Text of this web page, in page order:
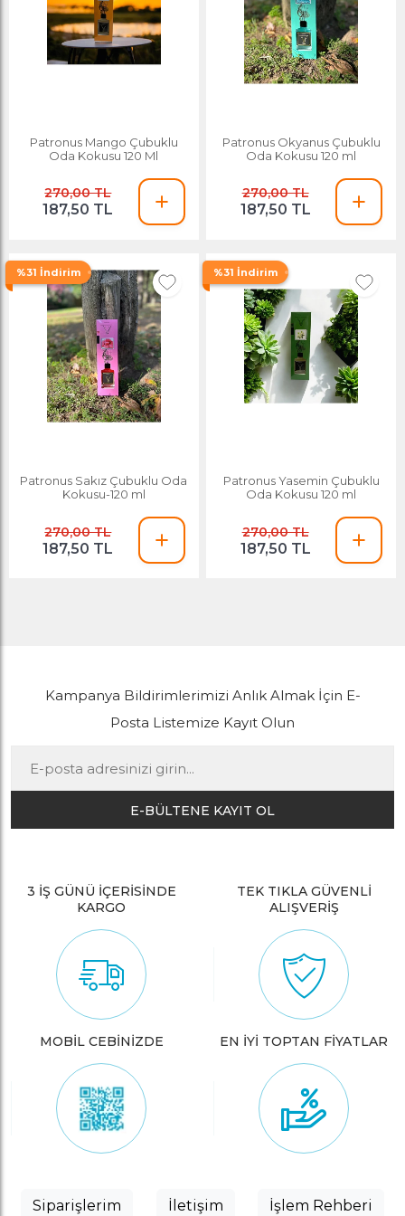
Patronus Mango Çubuklu
Oda Kokusu 120 Ml
270,00 TL
187,50 TL
Patronus Okyanus Çubuklu
Oda Kokusu 120 ml
270,00 TL
187,50 TL
%31 İndirim
Patronus Sakız Çubuklu Oda
Kokusu-120 ml
270,00 TL
187,50 TL
%31 İndirim
Patronus Yasemin Çubuklu
Oda Kokusu 120 ml
270,00 TL
187,50 TL
Kampanya Bildirimlerimizi Anlık Almak İçin E-
Posta Listemize Kayıt Olun
E-BÜLTENE KAYIT OL
3 İŞ GÜNÜ İÇERİSİNDE
KARGO
TEK TIKLA GÜVENLİ
ALIŞVERİŞ
MOBİL CEBİNİZDE EN İYİ TOPTAN FİYATLAR
Siparişlerim İletişim İşlem Rehberi